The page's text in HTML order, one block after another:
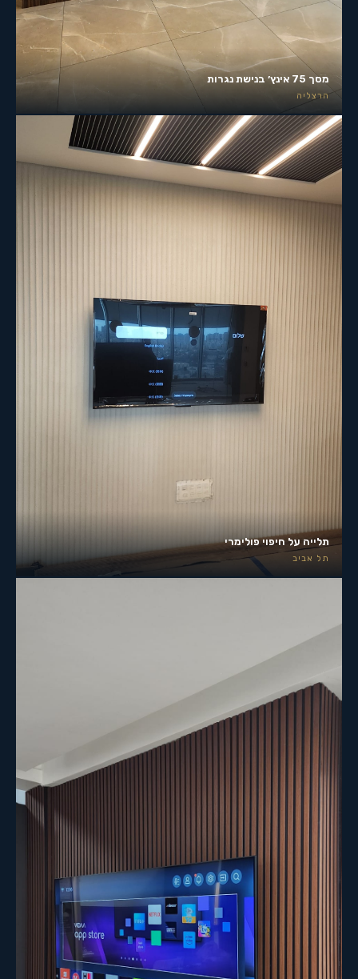
מסך 75 אינץ׳ בנישת נגרות
הרצליה
תלייה על חיפוי פולימרי
תל אביב